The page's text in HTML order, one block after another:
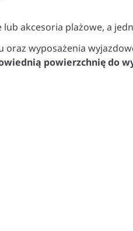
akcesoria plażowe, a
wyposażenia
powierzchnię do